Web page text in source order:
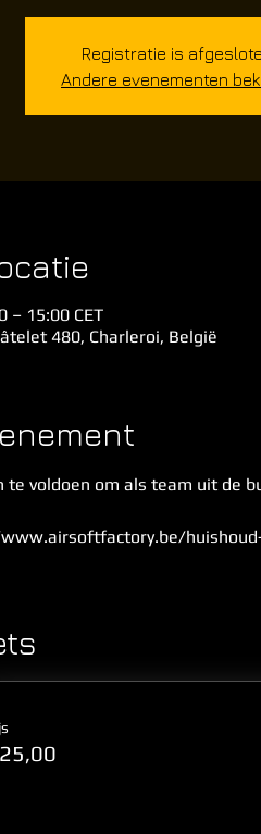
Registratie is
Andere evenementen
– 15:00 CET
480, Charleroi, België
voldoen om als team uit de